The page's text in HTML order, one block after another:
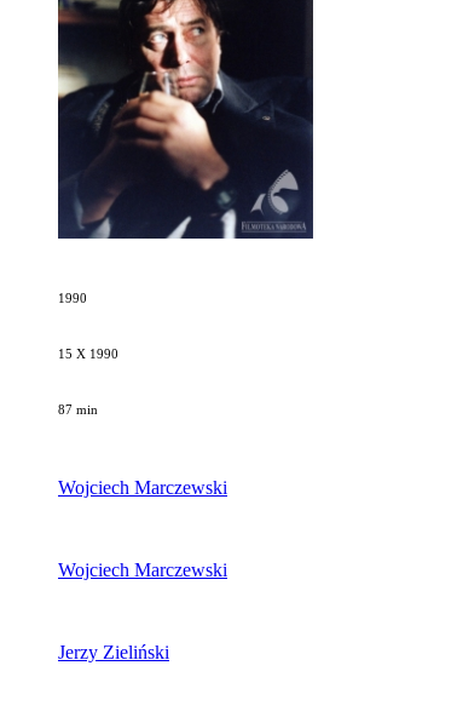
1990
15 X 1990
87 min
Wojciech Marczewski
Wojciech Marczewski
Jerzy Zieliński